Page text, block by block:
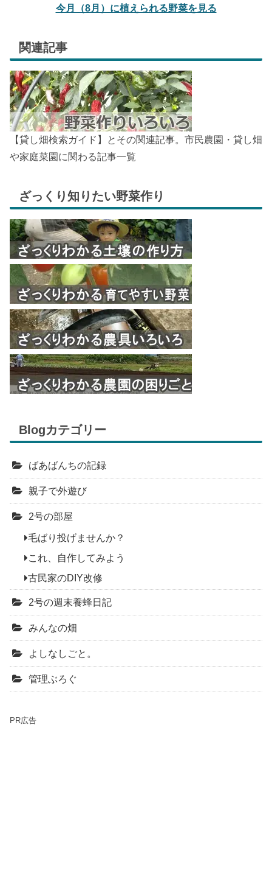
今月（8月）に植えられる野菜を見る
関連記事
【貸し畑検索ガイド】とその関連記事。市民農園・貸し畑
や家庭菜園に関わる記事一覧
ざっくり知りたい野菜作り
Blogカテゴリー
ばあばんちの記録
親子で外遊び
2号の部屋
毛ばり投げませんか？
これ、自作してみよう
古民家のDIY改修
2号の週末養蜂日記
みんなの畑
よしなしごと。
管理ぶろぐ
PR広告